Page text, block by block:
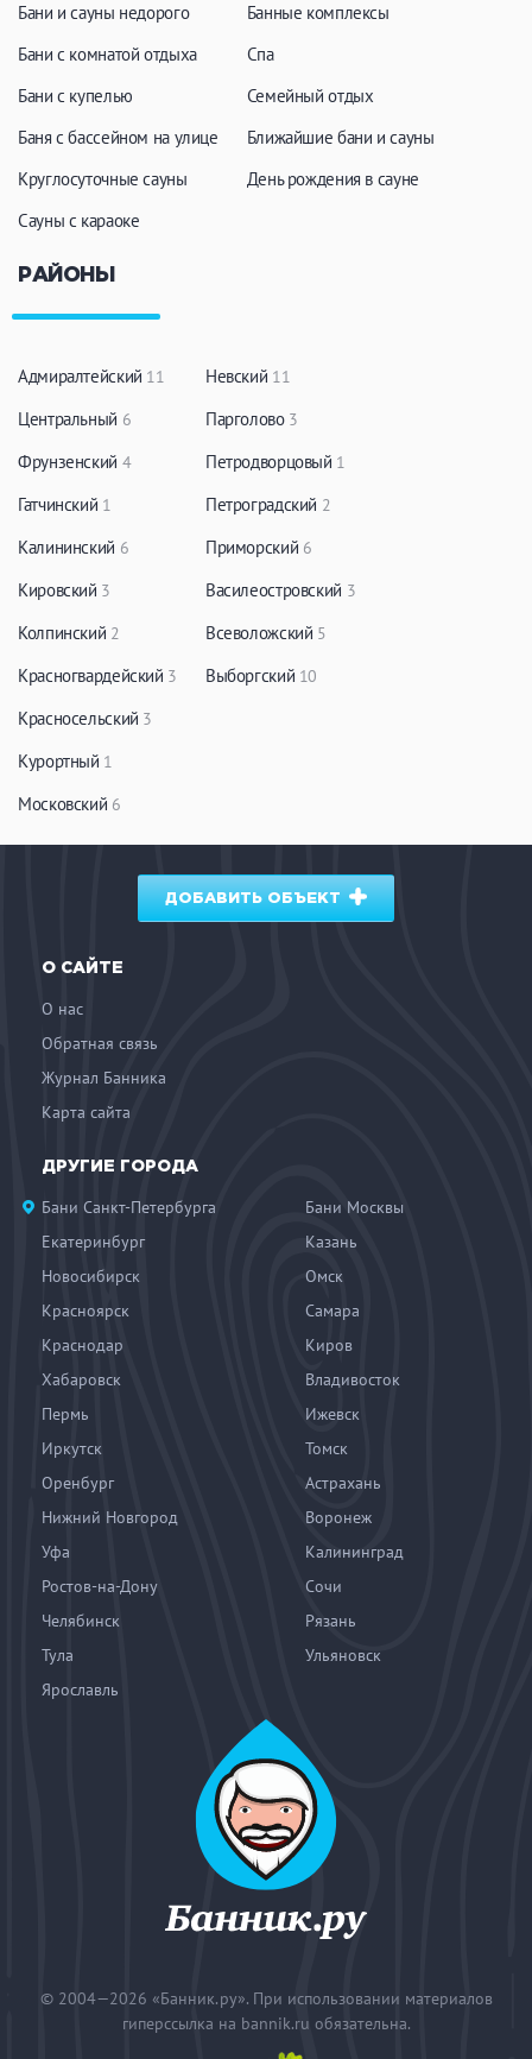
Бани и сауны недорого
Бани с комнатой отдыха
Бани с купелью
Баня с бассейном на улице
Круглосуточные сауны
Сауны с караоке
Банные комплексы
Спа
Семейный отдых
Ближайшие бани и сауны
День рождения в сауне
РАЙОНЫ
Адмиралтейский 11
Центральный 6
Фрунзенский 4
Гатчинский 1
Калининский 6
Кировский 3
Колпинский 2
Красногвардейский 3
Красносельский 3
Курортный 1
Московский 6
Невский 11
Парголово 3
Петродворцовый 1
Петроградский 2
Приморский 6
Василеостровский 3
Всеволожский 5
Выборгский 10
ДОБАВИТЬ ОБЪЕКТ
О САЙТЕ
О нас
Обратная связь
Журнал Банника
Карта сайта
ДРУГИЕ ГОРОДА
Бани Санкт-Петербурга
Бани Москвы
Екатеринбург
Казань
Новосибирск
Омск
Красноярск
Самара
Краснодар
Киров
Хабаровск
Владивосток
Пермь
Ижевск
Иркутск
Томск
Оренбург
Астрахань
Нижний Новгород
Воронеж
Уфа
Калининград
Ростов-на-Дону
Сочи
Челябинск
Рязань
Тула
Ульяновск
Ярославль
© 2004—2026 «Банник.ру». При использовании материалов
гиперссылка на bannik.ru обязательна.